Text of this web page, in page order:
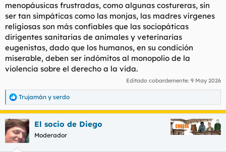
menopáusicas frustradas, como algunas costureras, sin
ser tan simpáticas como las monjas, las madres vírgenes
religiosas son más confiables que las sociopáticas
dirigentes sanitarias de animales y veterinarias
eugenistas, dado que los humanos, en su condición
miserable, deben ser indómitos al monopolio de la
violencia sobre el derecho a la vida.
Editado cobardemente: 9 May 2026
R
e
a
c
c
i
Trujamán y serdo
El socio de Diego
Moderador